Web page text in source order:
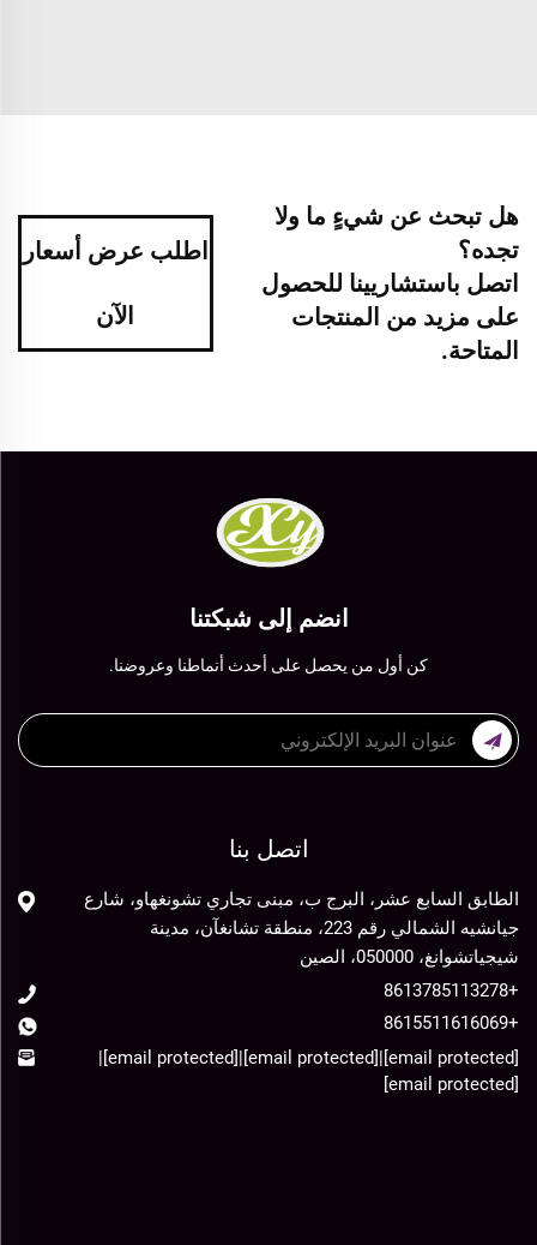
هل تبحث عن شيءٍ ما ولا
تجده؟
اتصل باستشاريينا للحصول
على مزيد من المنتجات
المتاحة.
اطلب عرض أسعار
الآن
انضم إلى شبكتنا
كن أول من يحصل على أحدث أنماطنا وعروضنا.
اتصل بنا
الطابق السابع عشر، البرج ب، مبنى تجاري تشونغهاو، شارع
جيانشيه الشمالي رقم 223، منطقة تشانغآن، مدينة
شيجياتشوانغ، 050000، الصين
+8613785113278
+8615511616069
[email protected]
|
[email protected]
|
[email protected]
|
[email protected]